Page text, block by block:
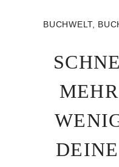
BUCHWELT,